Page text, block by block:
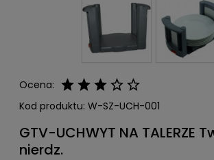
Ocena:
Kod produktu: W-SZ-UCH-001
GTV-UCHWYT NA TALERZE
nierdz.